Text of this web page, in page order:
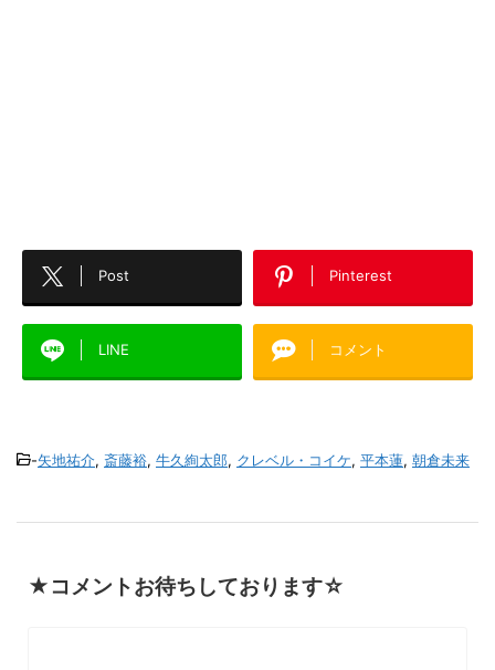
Post Pinterest
LINE コメント
-矢地祐介, 斎藤裕, 牛久絢太郎, クレベル・コイケ, 平本蓮, 朝倉未来
★コメントお待ちしております☆